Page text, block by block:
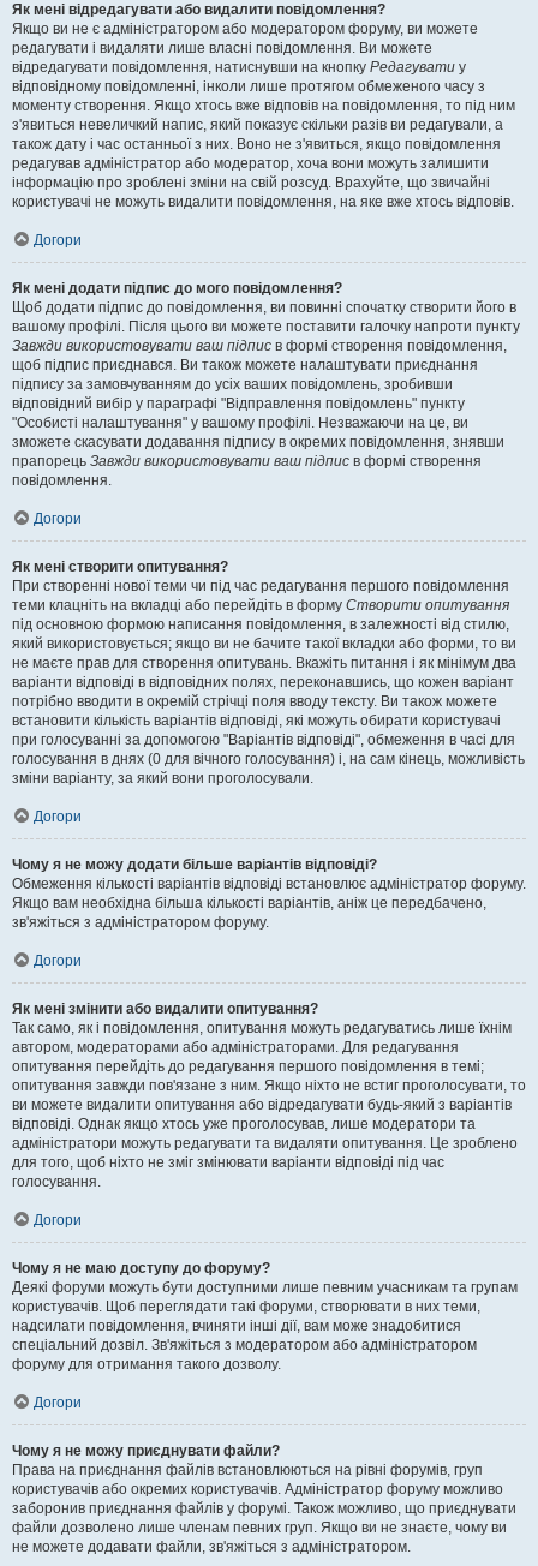
Як мені відредагувати або видалити повідомлення?
Якщо ви не є адміністратором або модератором форуму, ви можете
редагувати і видаляти лише власні повідомлення. Ви можете
відредагувати повідомлення, натиснувши на кнопку Редагувати у
відповідному повідомленні, інколи лише протягом обмеженого часу з
моменту створення. Якщо хтось вже відповів на повідомлення, то під ним
з'явиться невеличкий напис, який показує скільки разів ви редагували, а
також дату і час останньої з них. Воно не з'явиться, якщо повідомлення
редагував адміністратор або модератор, хоча вони можуть залишити
інформацію про зроблені зміни на свій розсуд. Врахуйте, що звичайні
користувачі не можуть видалити повідомлення, на яке вже хтось відповів.
Догори
Як мені додати підпис до мого повідомлення?
Щоб додати підпис до повідомлення, ви повинні спочатку створити його в
вашому профілі. Після цього ви можете поставити галочку напроти пункту
Завжди використовувати ваш підпис в формі створення повідомлення,
щоб підпис приєднався. Ви також можете налаштувати приєднання
підпису за замовчуванням до усіх ваших повідомлень, зробивши
відповідний вибір у параграфі "Відправлення повідомлень" пункту
"Особисті налаштування" у вашому профілі. Незважаючи на це, ви
зможете скасувати додавання підпису в окремих повідомлення, знявши
прапорець Завжди використовувати ваш підпис в формі створення
повідомлення.
Догори
Як мені створити опитування?
При створенні нової теми чи під час редагування першого повідомлення
теми клацніть на вкладці або перейдіть в форму Створити опитування
під основною формою написання повідомлення, в залежності від стилю,
який використовується; якщо ви не бачите такої вкладки або форми, то ви
не маєте прав для створення опитувань. Вкажіть питання і як мінімум два
варіанти відповіді в відповідних полях, переконавшись, що кожен варіант
потрібно вводити в окремій стрічці поля вводу тексту. Ви також можете
встановити кількість варіантів відповіді, які можуть обирати користувачі
при голосуванні за допомогою "Варіантів відповіді", обмеження в часі для
голосування в днях (0 для вічного голосування) і, на сам кінець, можливість
зміни варіанту, за який вони проголосували.
Догори
Чому я не можу додати більше варіантів відповіді?
Обмеження кількості варіантів відповіді встановлює адміністратор форуму.
Якщо вам необхідна більша кількості варіантів, аніж це передбачено,
зв'яжіться з адміністратором форуму.
Догори
Як мені змінити або видалити опитування?
Так само, як і повідомлення, опитування можуть редагуватись лише їхнім
автором, модераторами або адміністраторами. Для редагування
опитування перейдіть до редагування першого повідомлення в темі;
опитування завжди пов'язане з ним. Якщо ніхто не встиг проголосувати, то
ви можете видалити опитування або відредагувати будь-який з варіантів
відповіді. Однак якщо хтось уже проголосував, лише модератори та
адміністратори можуть редагувати та видаляти опитування. Це зроблено
для того, щоб ніхто не зміг змінювати варіанти відповіді під час
голосування.
Догори
Чому я не маю доступу до форуму?
Деякі форуми можуть бути доступними лише певним учасникам та групам
користувачів. Щоб переглядати такі форуми, створювати в них теми,
надсилати повідомлення, вчиняти інші дії, вам може знадобитися
спеціальний дозвіл. Зв'яжіться з модератором або адміністратором
форуму для отримання такого дозволу.
Догори
Чому я не можу приєднувати файли?
Права на приєднання файлів встановлюються на рівні форумів, груп
користувачів або окремих користувачів. Адміністратор форуму можливо
заборонив приєднання файлів у форумі. Також можливо, що приєднувати
файли дозволено лише членам певних груп. Якщо ви не знаєте, чому ви
не можете додавати файли, зв'яжіться з адміністратором.